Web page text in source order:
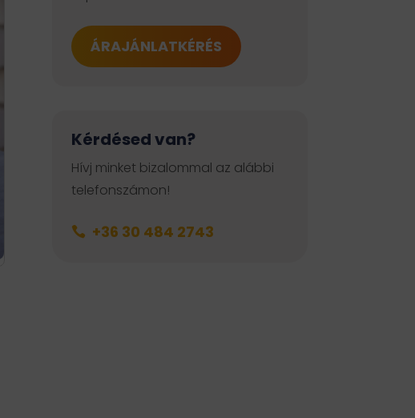
ÁRAJÁNLATKÉRÉS
Kérdésed van?
Hívj minket bizalommal az alábbi
telefonszámon!
 +36 30 484 2743